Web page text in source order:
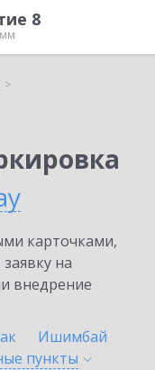
8
карточками,
на
внедрение
Ишимбай
пункты